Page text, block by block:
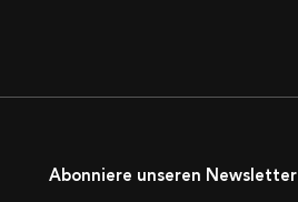
Abonniere unseren Newsletter